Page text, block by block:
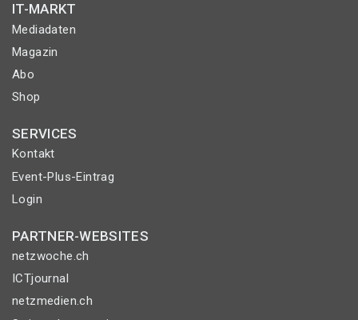
IT-MARKT
Mediadaten
Magazin
Abo
Shop
SERVICES
Kontakt
Event-Plus-Eintrag
Login
PARTNER-WEBSITES
netzwoche.ch
ICTjournal
netzmedien.ch